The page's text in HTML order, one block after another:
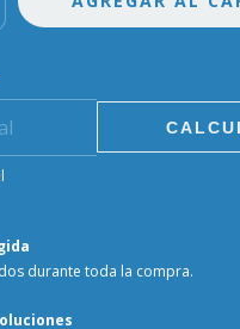
durante toda la compra.